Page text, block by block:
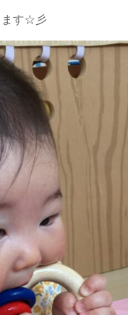
ます☆彡